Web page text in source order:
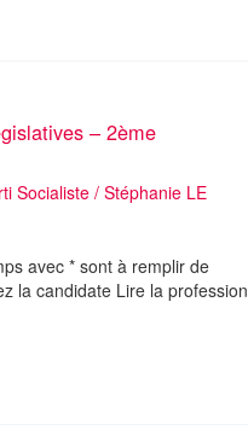
– 2ème
Socialiste/ Stéphanie LE
avec * sont à remplir de
la candidate Lire la profession